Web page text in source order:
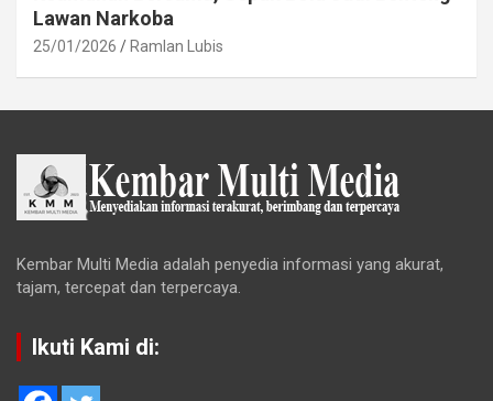
Lawan Narkoba
25/01/2026 Ramlan Lubis
Kembar Multi Media adalah penyedia informasi yang akurat,
tajam, tercepat dan terpercaya.
Ikuti Kami di: